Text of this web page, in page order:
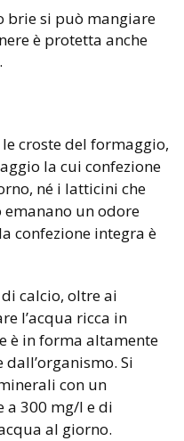
brie si può mangiare
è protetta anche
croste del formaggio,
la cui confezione
né i latticini che
un odore
confezione integra è
calcio, oltre ai
l’acqua ricca in
è in forma altamente
Si
con un
a 300 mg/l e di
al giorno.